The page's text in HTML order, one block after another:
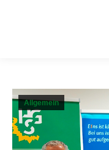
Allgemein